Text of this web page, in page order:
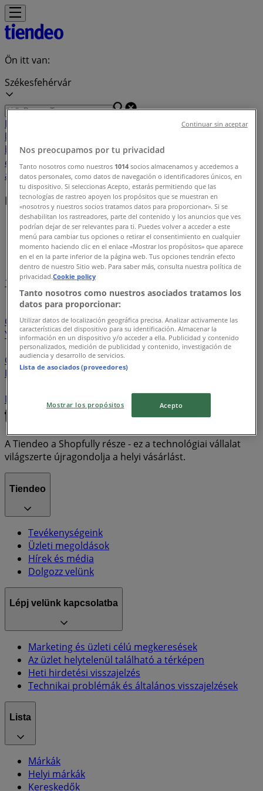
Ön itt van:
Székesfehérvár
Featured
Ruházat, cipők és
kiegészítők
barkácsolásGyógyszertárak és szépség
és szabadidőAutók, motorkerékpárok és
alkatrészekÉttermekBankok és szolgáltatások
Közeli üzletek
Tiendeo Székesfehérvár-en»
Üzletek listája itt: Székesfehérvár
1 345
Lidl
Aldi Kik Tesco
Coop
Spar Sinsay Penny Market
New Yorker
Yettel
One Zara BENU Gyógyszertárak
Husqvarna
Adidas
OTP Bank JYSK Rossmann
Euronics
Orsay
Erste Bank CCC
Alma Gyógyszertárak
Decathlon
K&H Bank Pandora
McDonald's
Media Markt
A Tiendeo a Shopfully része - ez a technológiai vállalat
világszerte újragondolja a helyi vásárlást.
Tiendeo
Tevékenységeink
Üzleti megoldások
Hírek és média
Dolgozz velünk
Lépj velünk kapcsolatba
Marketing és üzleti célú megkeresések
Az üzlet helytelenül található a térképen
Heti hirdetési visszajelzés
Technikai problémák és általános visszajelzések
Lista
Márkák
Helyi márkák
Kereskedők
Nos preocupamos por tu privacidad
Tanto nosotros como nuestros 1014 socios almacenamos y accedemos a
datos personales, como datos de navegación o identificadores únicos, en
tu dispositivo. Si seleccionas Acepto, estarás permitiendo que las
tecnologías de rastreo apoyen los propósitos que se muestran en
«nosotros y nuestros socios tratamos datos para proporcionar». Si se
deshabilitan los rastreadores, parte del contenido y los anuncios que ves
podrían dejar de ser relevantes para ti. Puedes volver a acceder a este
menú para cambiar tus opciones o retirar el consentimiento en cualquier
momento haciendo clic en el enlace «Mostrar los propósitos» que aparece
en el en la parte inferior de la página web. Tus opciones tendrán efecto
dentro de nuestro Sitio web. Para saber más, consulta nuestra política de
privacidad.Cookie policy
Tanto nosotros como nuestros asociados tratamos los
datos para proporcionar:
Utilizar datos de localización geográfica precisa. Analizar activamente las
características del dispositivo para su identificación. Almacenar la
información en un dispositivo y/o acceder a ella. Publicidad y contenido
personalizados, medición de publicidad y contenido, investigación de
audiencia y desarrollo de servicios.
Lista de asociados (proveedores)
Mostrar los propósitos Acepto
Continuar sin aceptar